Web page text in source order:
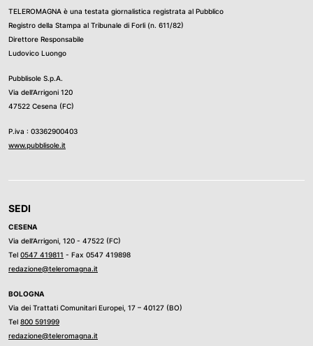
TELEROMAGNA è una testata giornalistica registrata al Pubblico
Registro della Stampa al Tribunale di Forli (n. 611/82)
Direttore Responsabile
Ludovico Luongo
Pubblisole S.p.A.
Via dell’Arrigoni 120
47522 Cesena (FC)
P.iva : 03362900403
www.pubblisole.it
SEDI
CESENA
Via dell’Arrigoni, 120 - 47522 (FC)
Tel 0547 419811 - Fax 0547 419898
redazione@teleromagna.it
BOLOGNA
Via dei Trattati Comunitari Europei, 17 – 40127 (BO)
Tel 800 591999
redazione@teleromagna.it